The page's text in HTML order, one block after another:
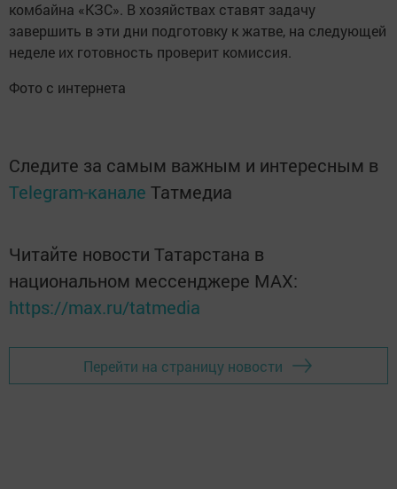
комбайна «КЗС». В хозяйствах ставят задачу
завершить в эти дни подготовку к жатве, на следующей
неделе их готовность проверит комиссия.
Фото с интернета
Следите за самым важным и интересным в
Telegram-канале Татмедиа
Читайте новости Татарстана в
национальном мессенджере MАХ:
https://max.ru/tatmedia
Перейти на страницу новости